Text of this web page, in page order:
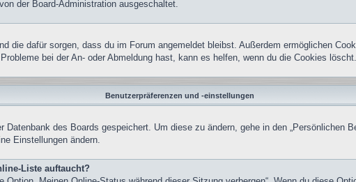
der Board-Administration ausgeschaltet.
die dafür sorgen, dass du im Forum angemeldet bleibst. Außerdem ermöglichen
bei der An- oder Abmeldung hast, kann es helfen, wenn du die Cookies löscht.
Benutzerpräferenzen und -einstellungen
des Boards gespeichert. Um diese zu ändern, gehe in den „Persönlichen
Einstellungen ändern.
Liste auftaucht?